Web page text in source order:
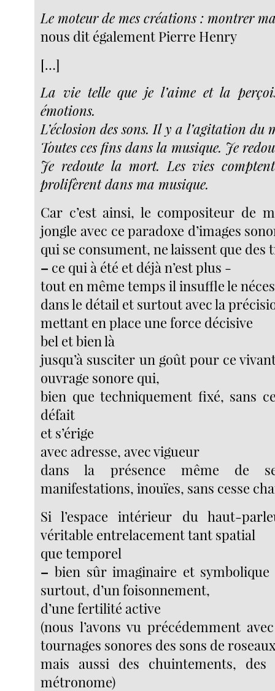
Le moteur de mes créations : montrer
nous dit également Pierre Henry
[…]
La vie telle que je l’aime et la
émotions.
L’éclosion des sons. Il y a l’agitation du
Toutes ces fins dans la musique. Je
Je redoute la mort. Les vies
prolifèrent dans ma musique.
Car c’est ainsi, le compositeur de
jongle avec ce paradoxe d’images
qui se consument, ne laissent que des
– ce qui à été et déjà n’est plus -
tout en même temps il insuffle le
dans le détail et surtout avec la
mettant en place une force décisive
bel et bien là
jusqu’à susciter un goût pour ce
ouvrage sonore qui,
bien que techniquement fixé, sans
défait
et s’érige
avec adresse, avec vigueur
dans la présence même de
manifestations, inouïes, sans cesse
Si l’espace intérieur du haut-
véritable entrelacement tant spatial
que temporel
– bien sûr imaginaire et
surtout, d’un foisonnement,
d’une fertilité active
(nous l’avons vu précédemment
tournages sonores des sons de
mais aussi des chuintements,
métronome)